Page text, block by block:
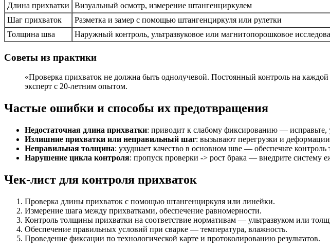
Длина прихватки
Визуальный осмотр, измерение штангенциркулем
Шаг прихваток
Разметка и замер с помощью штангенциркуля или рулетки
Толщина шва
Наружный контроль, ультразвуковое или магнитопорошковое
Советы из практики
«Проверка прихваток не должна быть однолучевой. Постоянный контроль на
эксперт с 20-летним опытом.
Частые ошибки и способы их предотвращения
Недостаточная длина прихватки: приводит к слабому фиксированию —
Излишние прихватки или неправильный шаг: вызывают перегрузки и
Неправильная толщина: ухудшает качество в основном шве — обеспечьте
Нарушение цикла контроля: пропуск проверки -> рост брака — внедрите систему
Чек-лист для контроля прихваток
Проверка длины прихваток с помощью штангенциркуля или линейки.
Измерение шага между прихватками, обеспечение равномерности.
Контроль толщины прихватки на соответствие нормативам — ультразвуком или
Обеспечение правильных условий при сварке — температура, влажность.
Проведение фиксации по технологической карте и протоколированию результатов.